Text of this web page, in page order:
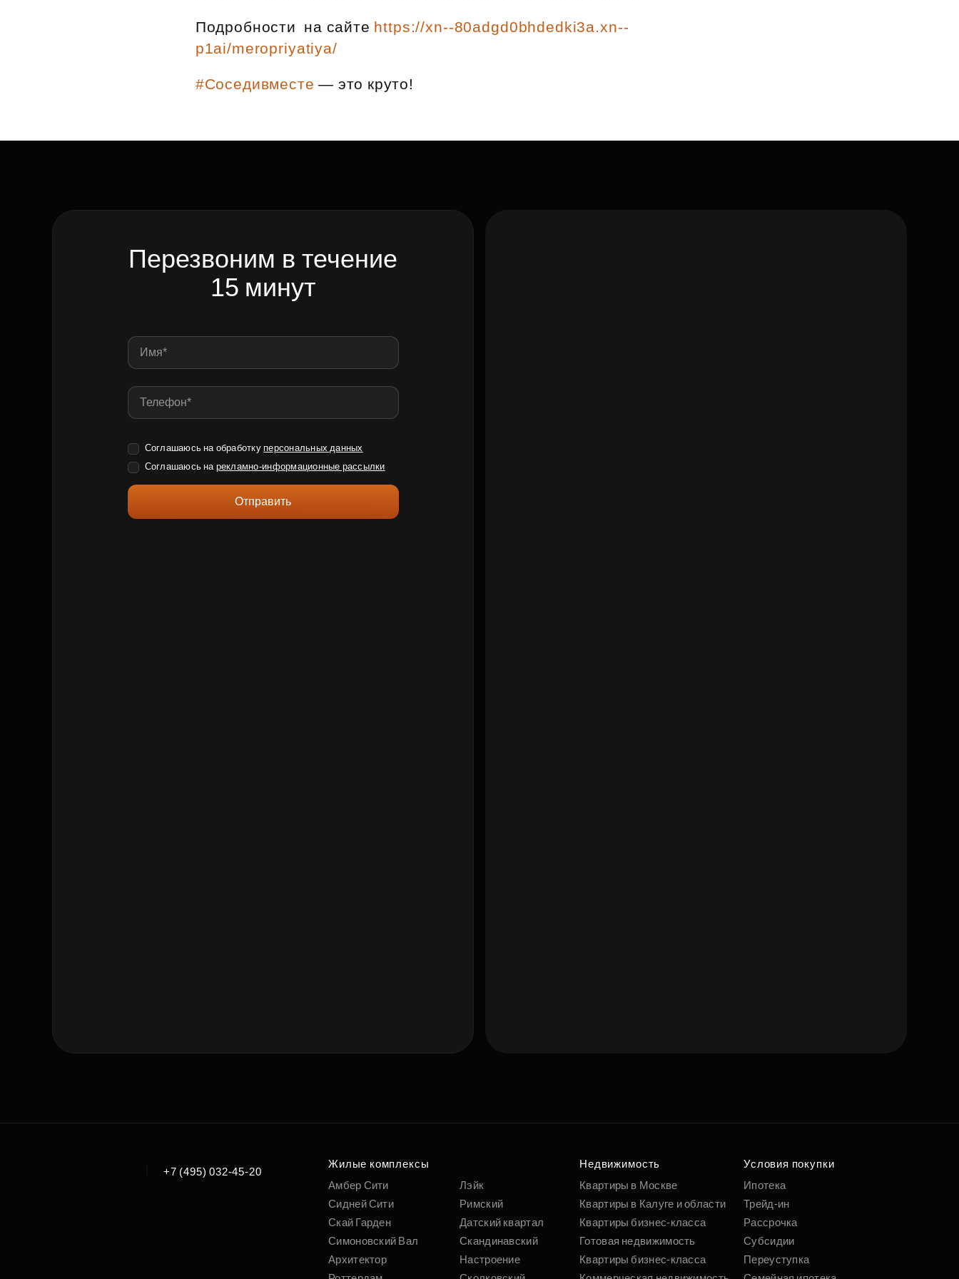
Подробности на сайте https://xn--80adgd0bhdedki3a.xn--
p1ai/meropriyatiya/
#Соседивместе — это круто!
Перезвоним в течение
15 минут
Соглашаюсь на обработку персональных данных
Соглашаюсь на рекламно-информационные рассылки
Отправить
по удобным
вам параметрам
Подобрать
+7 (495) 032-45-20
Жилые комплексы
Амбер Сити
Сидней Сити
Скай Гарден
Симоновский Вал
Архитектор
Лэйк
Римский
Датский квартал
Скандинавский
Настроение
Недвижимость
Квартиры в Москве
Квартиры в Калуге и области
Квартиры бизнес-класса
Готовая недвижимость
Квартиры бизнес-класса
Условия покупки
Ипотека
Трейд-ин
Рассрочка
Субсидии
Переуступка